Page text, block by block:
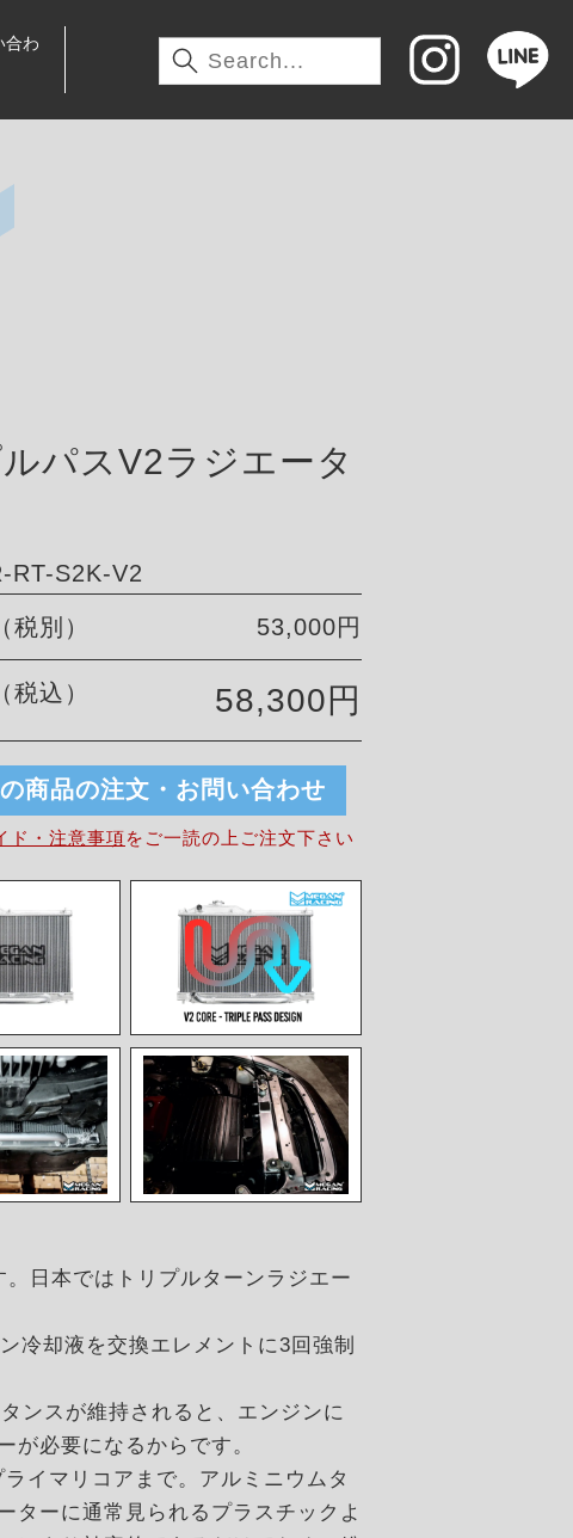
合わ
ルパスV2ラジエータ
RT-S2K-V2
税別） 53,000円
税込） 58,300円
商品の注文・お問い合わせ
ド・注意事項を ご一読の上ご注文下さい
日本ではトリプルターンラジエー
冷却液を交換エレメントに3回強制
ンスが維持されると、エンジンに
が必要になるからです。
イマリコアまで。アルミニウムタ
ターに通常見られるプラスチックよ